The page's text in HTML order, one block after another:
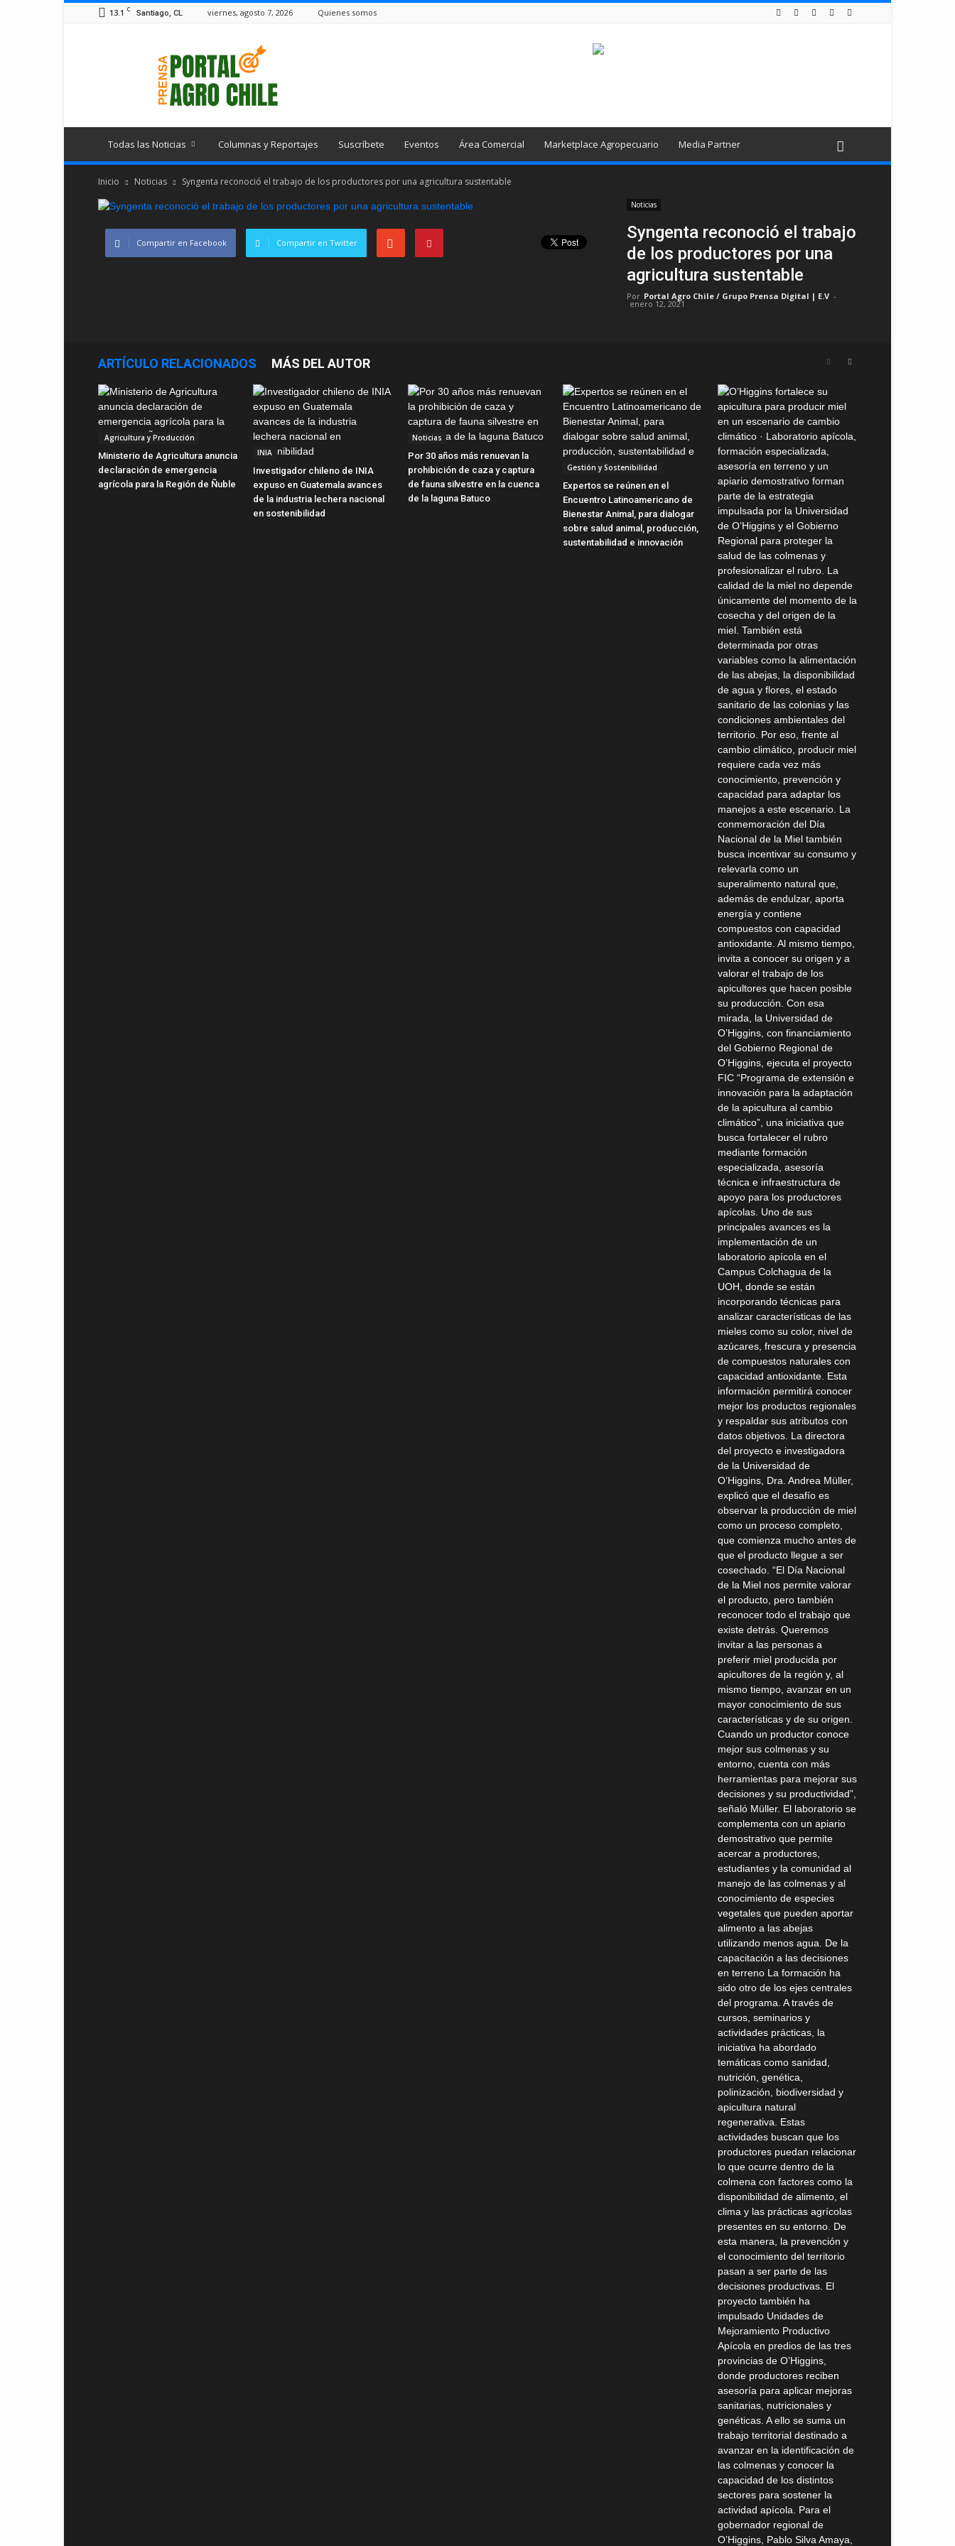
13.1 C Santiago, CL viernes, agosto 7, 2026 Quienes somos
Todas las Noticias Columnas y Reportajes Suscríbete Eventos Área Comercial Marketplace Agropecuario Media Partner
Inicio Noticias Syngenta reconoció el trabajo de los productores por una agricultura sustentable
Noticias
Syngenta reconoció el trabajo
de los productores por una
agricultura sustentable
Por Portal Agro Chile / Grupo Prensa Digital | E.V -
enero 12, 2021
Compartir en Facebook Compartir en Twitter
ARTÍCULO RELACIONADOS MÁS DEL AUTOR
Agricultura y Producción
Ministerio de Agricultura anuncia
declaración de emergencia
agrícola para la Región de Ñuble
INIA
Investigador chileno de INIA
expuso en Guatemala avances
de la industria lechera nacional
en sostenibilidad
Noticias
Por 30 años más renuevan la
prohibición de caza y captura
de fauna silvestre en la cuenca
de la laguna Batuco
Gestión y Sostenibilidad
Expertos se reúnen en el
Encuentro Latinoamericano de
Bienestar Animal, para dialogar
sobre salud animal, producción,
sustentabilidad e innovación